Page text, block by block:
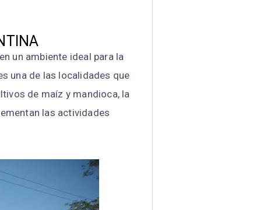
un ambiente ideal para la
una de las localidades que
de maíz y mandioca, la
las actividades